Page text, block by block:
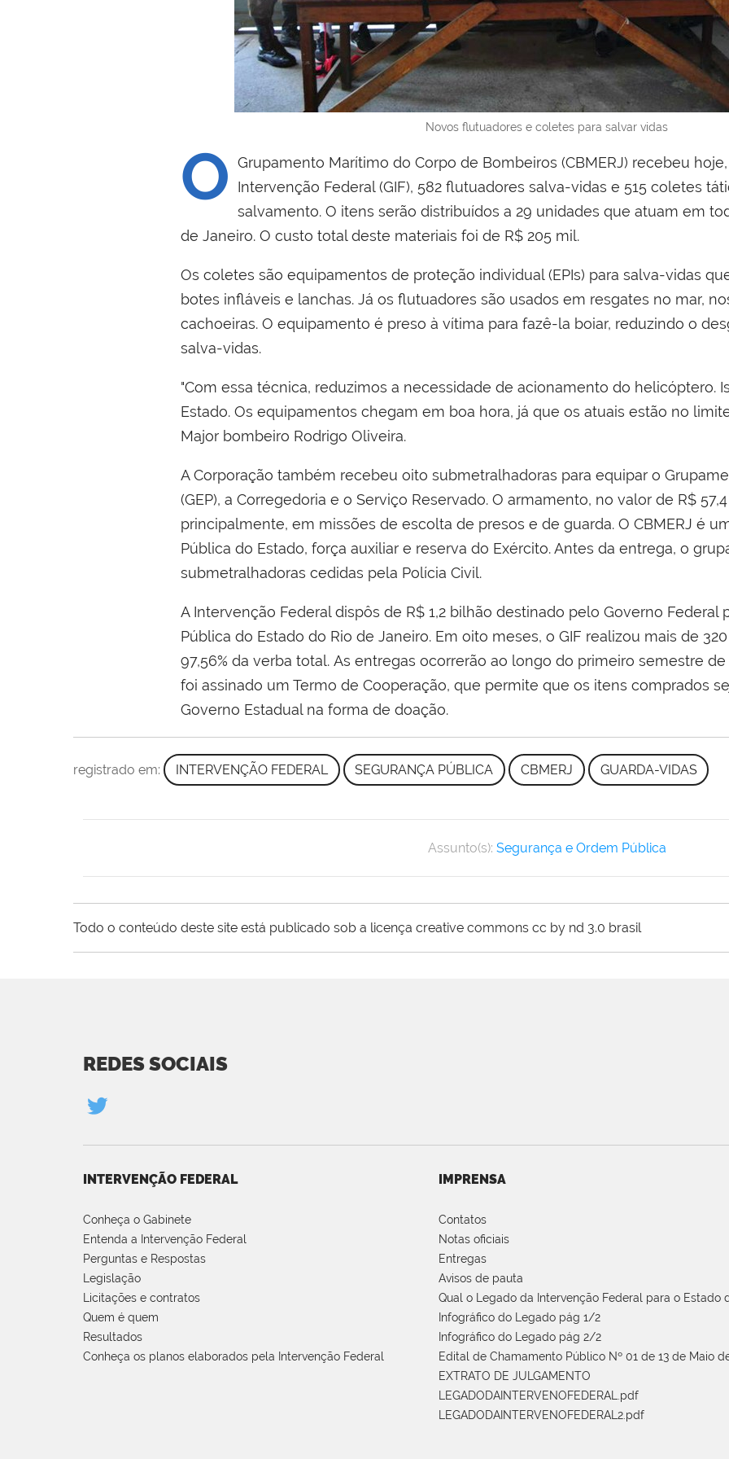
Novos flutuadores e coletes para salvar vidas
O Grupamento Marítimo do Corpo de Bombeiros (CBMERJ) recebeu
Intervenção Federal (GIF), 582 flutuadores salva-vidas e 515 coletes
salvamento. O itens serão distribuídos a 29 unidades que atuam em
de Janeiro. O custo total deste materiais foi de R$ 205 mil.
Os coletes são equipamentos de proteção individual (EPIs) para salva-vidas
botes infláveis e lanchas. Já os flutuadores são usados em resgates no mar,
cachoeiras. O equipamento é preso à vítima para fazê-la boiar, reduzindo o
salva-vidas.
"Com essa técnica, reduzimos a necessidade de acionamento do helicóptero.
Estado. Os equipamentos chegam em boa hora, já que os atuais estão no
Major bombeiro Rodrigo Oliveira.
A Corporação também recebeu oito submetralhadoras para equipar o
(GEP), a Corregedoria e o Serviço Reservado. O armamento, no valor de R$
principalmente, em missões de escolta de presos e de guarda. O CBMERJ é
Pública do Estado, força auxiliar e reserva do Exército. Antes da entrega, o
submetralhadoras cedidas pela Polícia Civil.
A Intervenção Federal dispôs de R$ 1,2 bilhão destinado pelo Governo Federal
Pública do Estado do Rio de Janeiro. Em oito meses, o GIF realizou mais de
97,56% da verba total. As entregas ocorrerão ao longo do primeiro semestre de
foi assinado um Termo de Cooperação, que permite que os itens comprados
Governo Estadual na forma de doação.
registrado em: INTERVENÇÃO FEDERAL SEGURANÇA PÚBLICA CBMERJ GUARDA-VIDAS
Assunto(s): Segurança e Ordem Pública
Todo o conteúdo deste site está publicado sob a licença creative commons cc by nd 3.0 brasil
REDES SOCIAIS
INTERVENÇÃO FEDERAL
Conheça o Gabinete
Entenda a Intervenção Federal
Perguntas e Respostas
Legislação
Licitações e contratos
Quem é quem
Resultados
Conheça os planos elaborados pela Intervenção Federal
IMPRENSA
Contatos
Notas oficiais
Entregas
Avisos de pauta
Qual o Legado da Intervenção Federal para o Estado
Infográfico do Legado pág 1/2
Infográfico do Legado pág 2/2
Edital de Chamamento Público Nº 01 de 13 de Maio de
EXTRATO DE JULGAMENTO
LEGADODAINTERVENOFEDERAL.pdf
LEGADODAINTERVENOFEDERAL2.pdf